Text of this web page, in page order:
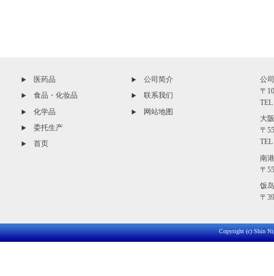
医药品
食品・化妆品
化学品
委托生产
首页
公司简介
联系我们
网站地图
公
〒
TEL
大
〒
TEL
南
〒
饭
〒
Copyright (c) Shin